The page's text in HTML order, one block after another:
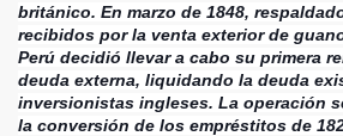
británico. En marzo de 1848,
recibidos por la venta exterior de
Perú decidió llevar a cabo su primera
deuda externa, liquidando la deuda
inversionistas ingleses. La operación
la conversión de los empréstitos de